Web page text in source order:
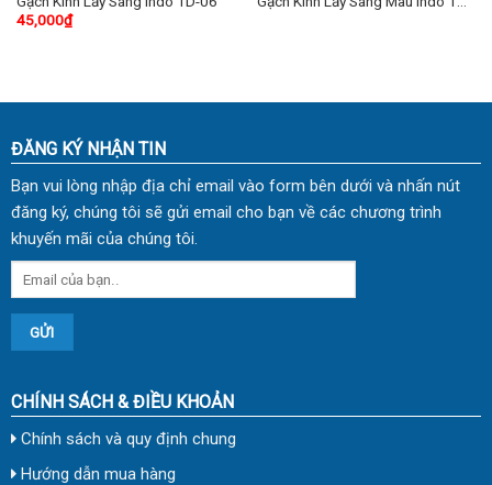
45,000₫
ĐĂNG KÝ NHẬN TIN
Bạn vui lòng nhập địa chỉ email vào form bên dưới và nhấn nút
đăng ký, chúng tôi sẽ gửi email cho bạn về các chương trình
khuyến mãi của chúng tôi.
CHÍNH SÁCH & ĐIỀU KHOẢN
Chính sách và quy định chung
Hướng dẫn mua hàng